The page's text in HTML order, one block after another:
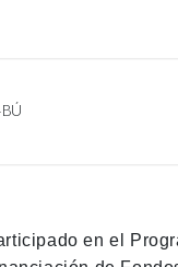
en el